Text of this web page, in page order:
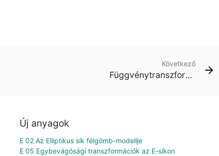
Következő
Függvénytranszformációk sorrendje 5.
Új anyagok
E 02 Az Elliptikus sík félgömb-modellje
E 05 Egybevágósági transzformációk az E-síkon